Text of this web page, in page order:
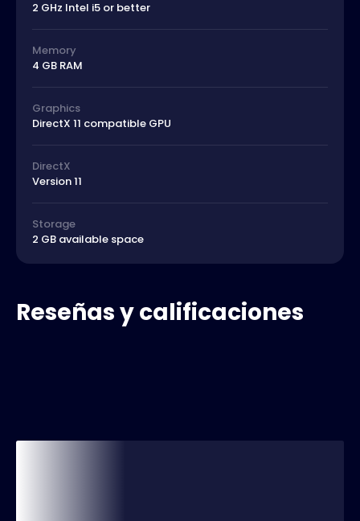
2 GHz Intel i5 or better
Memory
4 GB RAM
Graphics
DirectX 11 compatible GPU
DirectX
Version 11
Storage
2 GB available space
Reseñas y calificaciones